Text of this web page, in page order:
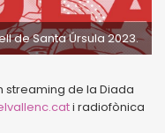
de Santa Úrsula 2023.
streaming de la Diada
i radiofònica